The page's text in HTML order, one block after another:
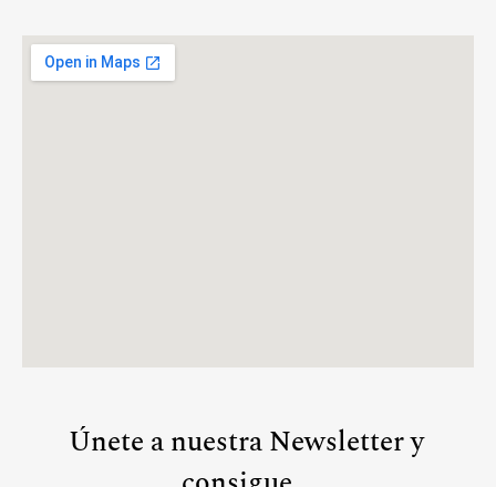
Únete a nuestra Newsletter y